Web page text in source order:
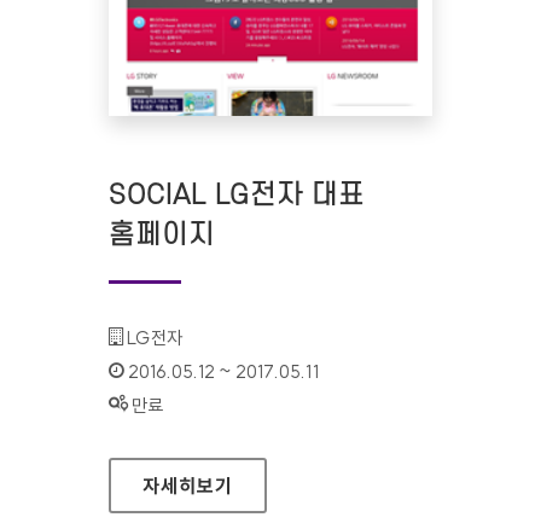
SOCIAL LG전자 대표
홈페이지
기관명 :
LG전자
인증기간 :
2016.05.12 ~ 2017.05.11
상태 :
만료
SOCIAL LG전자 대표 홈페이지
자세히보기